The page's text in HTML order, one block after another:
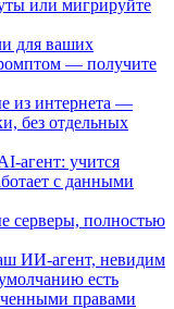
или мигрируйте
для ваших
— получите
из интернета —
без отдельных
агент: учится
с данными
серверы, полностью
ИИ-агент, невидим
есть
правами